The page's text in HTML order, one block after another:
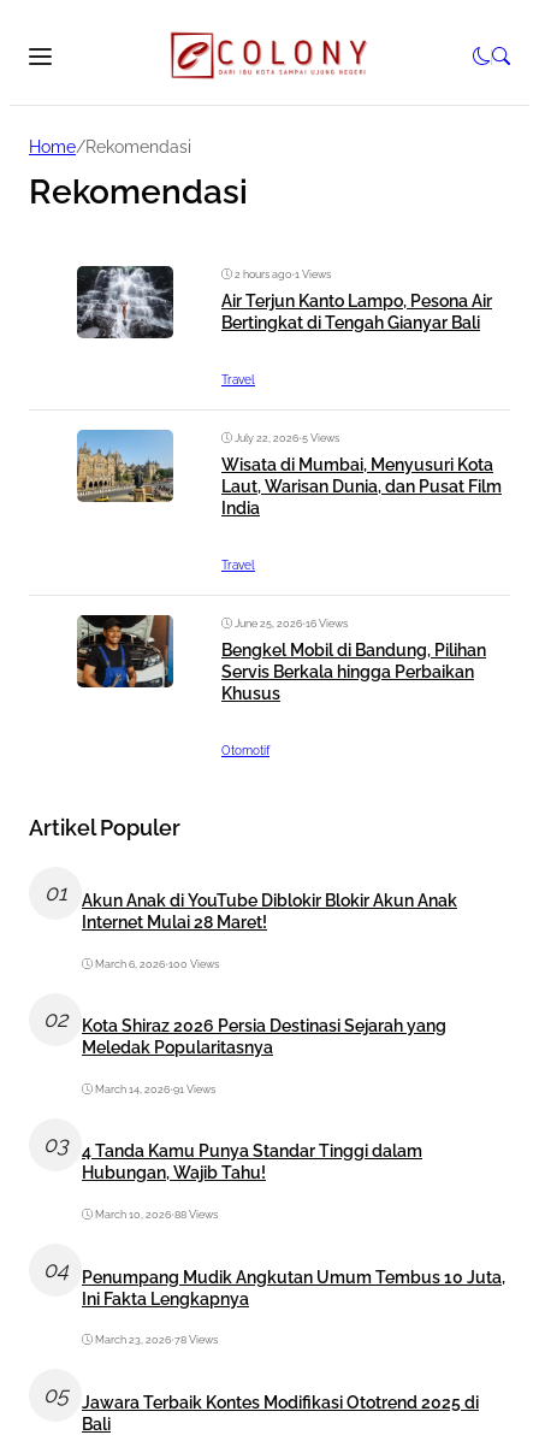
Home/Rekomendasi
Rekomendasi
2 hours ago•1 Views
Air Terjun Kanto Lampo, Pesona Air
Bertingkat di Tengah Gianyar Bali
Travel
July 22, 2026•5 Views
Wisata di Mumbai, Menyusuri Kota
Laut, Warisan Dunia, dan Pusat Film
India
Travel
June 25, 2026•16 Views
Bengkel Mobil di Bandung, Pilihan
Servis Berkala hingga Perbaikan
Khusus
Otomotif
Artikel Populer
01
Akun Anak di YouTube Diblokir Blokir Akun Anak
Internet Mulai 28 Maret!
March 6, 2026•100 Views
02
Kota Shiraz 2026 Persia Destinasi Sejarah yang
Meledak Popularitasnya
March 14, 2026•91 Views
03
4 Tanda Kamu Punya Standar Tinggi dalam
Hubungan, Wajib Tahu!
March 10, 2026•88 Views
04
Penumpang Mudik Angkutan Umum Tembus 10 Juta,
Ini Fakta Lengkapnya
March 23, 2026•78 Views
05
Jawara Terbaik Kontes Modifikasi Ototrend 2025 di
Bali